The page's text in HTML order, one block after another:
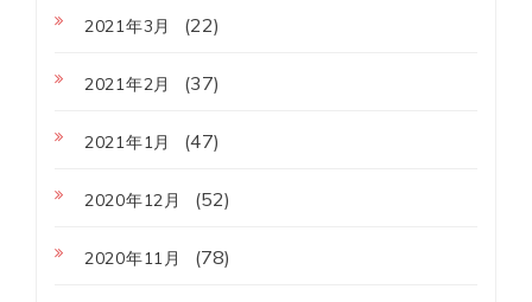
2021年3月 (22)
2021年2月 (37)
2021年1月 (47)
2020年12月 (52)
2020年11月 (78)